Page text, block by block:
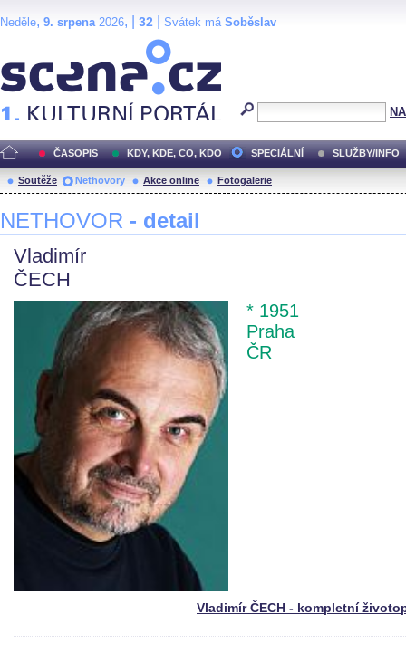
Neděle, 9. srpena2026, | 32 Svátek má Soběslav
ČASOPIS KDY, KDE, CO, KDO SPECIÁLNÍ SLUŽBY/INFO
Soutěže Nethovory Akce online Fotogalerie
NETHOVOR - detail
Vladimír
ČECH
* 1951
Praha
ČR
Vladimír ČECH - kompletní